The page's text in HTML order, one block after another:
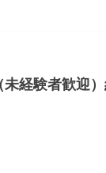
経験者歓迎